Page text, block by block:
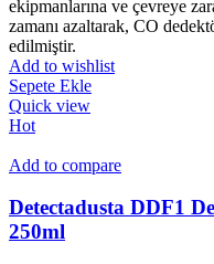
ekipmanlarına ve çevreye
zamanı azaltarak, CO
edilmiştir.
Add to wishlist
Sepete Ekle
Quick view
Hot
Add to compare
Detectadusta DDF1
250ml